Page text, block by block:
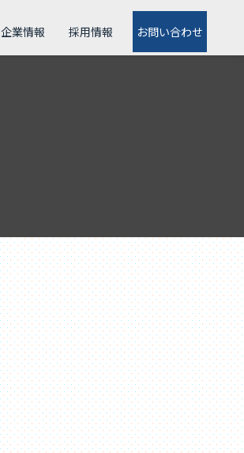
企業情報 採用情報 お問い合わせ